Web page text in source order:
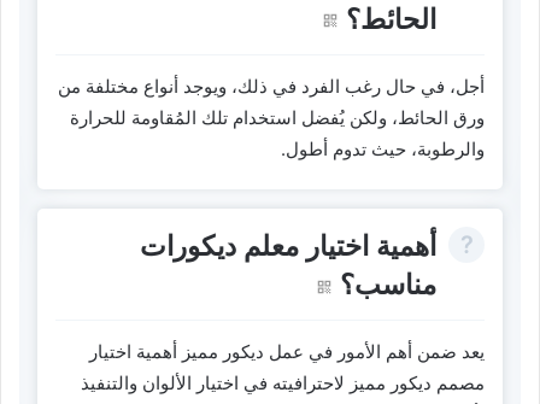
الحائط؟
أجل، في حال رغب الفرد في ذلك، ويوجد أنواع مختلفة من
ورق الحائط، ولكن يُفضل استخدام تلك المُقاومة للحرارة
والرطوبة، حيث تدوم أطول.
أهمية اختيار معلم ديكورات
مناسب؟
يعد ضمن أهم الأمور في عمل ديكور مميز أهمية اختيار
مصمم ديكور مميز لاحترافيته في اختيار الألوان والتنفيذ